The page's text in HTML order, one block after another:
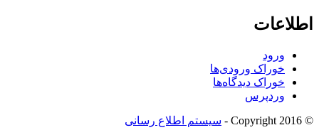
اطلاعات
ورود
خوراک ورودی‌ها
خوراک دیدگاه‌ها
وردپرس
© Copyright 2016 - سیستم اطلاع رسانی